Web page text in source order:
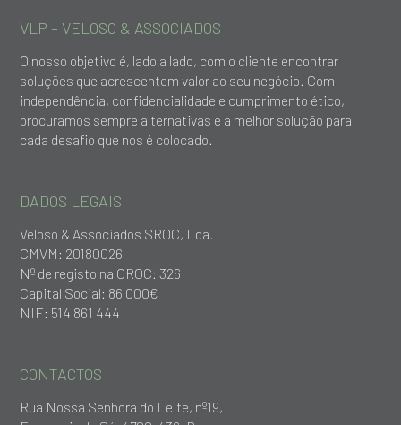
VLP – VELOSO & ASSOCIADOS
O nosso objetivo é, lado a lado, com o cliente encontrar
soluções que acrescentem valor ao seu negócio. Com
independência, confidencialidade e cumprimento ético,
procuramos sempre alternativas e a melhor solução para
cada desafio que nos é colocado.
DADOS LEGAIS
Veloso & Associados SROC, Lda.
CMVM: 20180026
Nº de registo na OROC: 326
Capital Social: 86 000€
NIF: 514 861 444
CONTACTOS
Rua Nossa Senhora do Leite, nº19,